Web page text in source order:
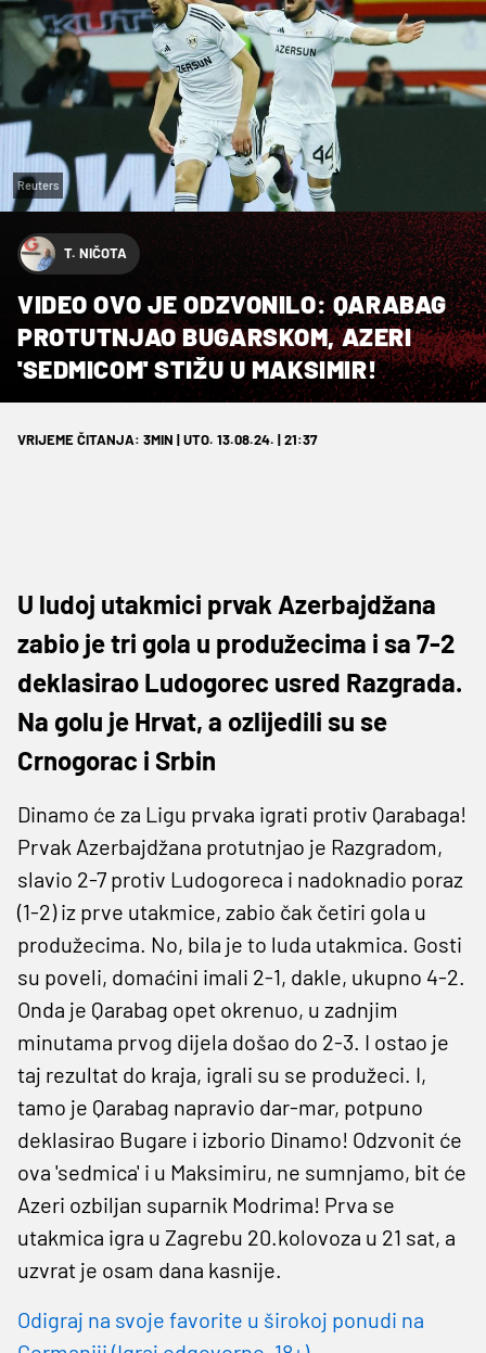
Reuters
T. NIČOTA
VIDEO OVO JE ODZVONILO: QARABAG
PROTUTNJAO BUGARSKOM, AZERI
'SEDMICOM' STIŽU U MAKSIMIR!
VRIJEME ČITANJA: 3MIN | UTO. 13.08.24. | 21:37
U ludoj utakmici prvak Azerbajdžana
zabio je tri gola u produžecima i sa 7-2
deklasirao Ludogorec usred Razgrada.
Na golu je Hrvat, a ozlijedili su se
Crnogorac i Srbin
Dinamo će za Ligu prvaka igrati protiv Qarabaga!
Prvak Azerbajdžana protutnjao je Razgradom,
slavio 2-7 protiv Ludogoreca i nadoknadio poraz
(1-2) iz prve utakmice, zabio čak četiri gola u
produžecima. No, bila je to luda utakmica. Gosti
su poveli, domaćini imali 2-1, dakle, ukupno 4-2.
Onda je Qarabag opet okrenuo, u zadnjim
minutama prvog dijela došao do 2-3. I ostao je
taj rezultat do kraja, igrali su se produžeci. I,
tamo je Qarabag napravio dar-mar, potpuno
deklasirao Bugare i izborio Dinamo! Odzvonit će
ova 'sedmica' i u Maksimiru, ne sumnjamo, bit će
Azeri ozbiljan suparnik Modrima! Prva se
utakmica igra u Zagrebu 20.kolovoza u 21 sat, a
uzvrat je osam dana kasnije.
Odigraj na svoje favorite u širokoj ponudi na